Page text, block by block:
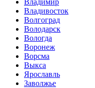
Владимир
Владивосток
Волгоград
Володарск
Вологда
Воронеж
Ворсма
Выкса
Ярославль
Заволжье